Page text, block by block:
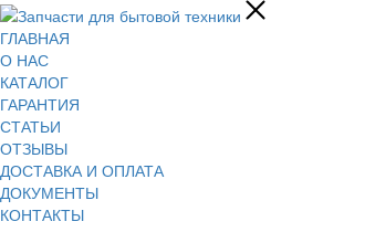
ГЛАВНАЯ
О НАС
КАТАЛОГ
ГАРАНТИЯ
СТАТЬИ
ОТЗЫВЫ
ДОСТАВКА И ОПЛАТА
ДОКУМЕНТЫ
КОНТАКТЫ